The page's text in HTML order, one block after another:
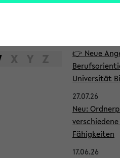
X Y Z
i
👉 Neue
Universität
27.07.26
Neu:
Fähigkeiten
17.06.26